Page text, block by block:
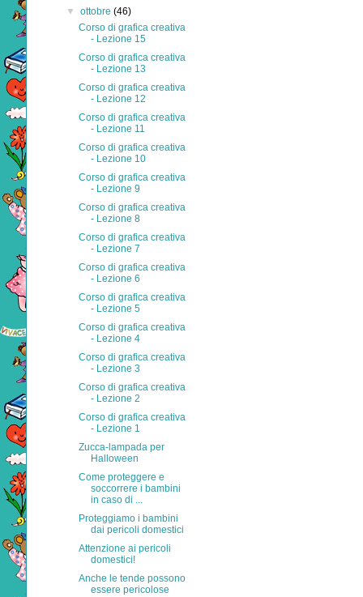
▼ottobre(46)
Corso di grafica creativa
- Lezione 15
Corso di grafica creativa
- Lezione 13
Corso di grafica creativa
- Lezione 12
Corso di grafica creativa
- Lezione 11
Corso di grafica creativa
- Lezione 10
Corso di grafica creativa
- Lezione 9
Corso di grafica creativa
- Lezione 8
Corso di grafica creativa
- Lezione 7
Corso di grafica creativa
- Lezione 6
Corso di grafica creativa
- Lezione 5
Corso di grafica creativa
- Lezione 4
Corso di grafica creativa
- Lezione 3
Corso di grafica creativa
- Lezione 2
Corso di grafica creativa
- Lezione 1
Zucca-lampada per
Halloween
Come proteggere e
soccorrere i bambini
in caso di ...
Proteggiamo i bambini
dai pericoli domestici
Attenzione ai pericoli
domestici!
Anche le tende possono
essere pericolose